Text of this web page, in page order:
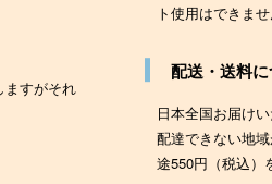
ますがそれ
ト使用はできま
配送・送料
日本全国お届け
配達できない地
途550円（税込）